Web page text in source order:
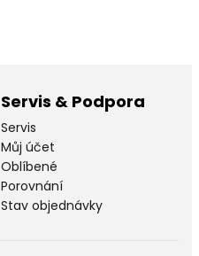
Servis & Podpora
Servis
Můj účet
Oblíbené
Porovnání
Stav objednávky